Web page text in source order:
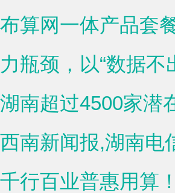
算网一体产品套
瓶颈，以“数据
南超过4500家潜
南新闻报,湖南电
行百业普惠用算